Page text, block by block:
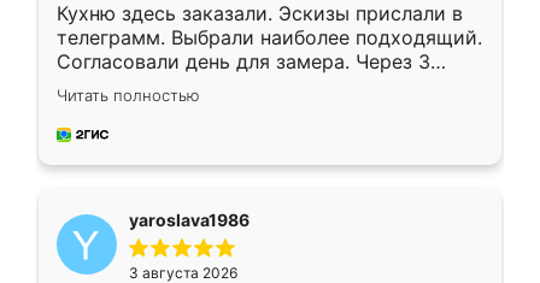
Кухню здесь заказали. Эскизы прислали в
телеграмм. Выбрали наиболее подходящий.
Согласовали день для замера. Через 3
недели кухня была уже готова. Остались
довольны работой. Спасибо Ренессанс
мебель за качественную работу!
Читать полностью
yaroslava1986
3 августа 2026